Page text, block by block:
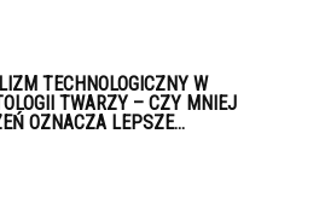
TECHNOLOGICZNY W
TWARZY – CZY MNIEJ
OZNACZA LEPSZE...